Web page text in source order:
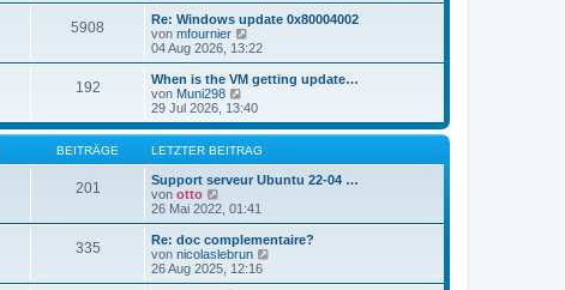
g
B
r
e
s
t
B
e
i
t
r
a
5908
Re: Windows update 0x80004002
von mfournier
e
u
e
s
t
r
B
e
i
r
04 Aug 2026, 13:22
192
When is the VM getting update…
von Muni298
e
u
e
s
t
e
B
e
i
t
r
29 Jul 2026, 13:40
BEITRÄGE LETZTER BEITRAG
201
Support serveur Ubuntu 22-04 …
von otto
e
u
e
s
t
e
26 Mai 2022, 01:41
335
Re: doc complementaire?
von nicolaslebrun
u
26 Aug 2025, 12:16